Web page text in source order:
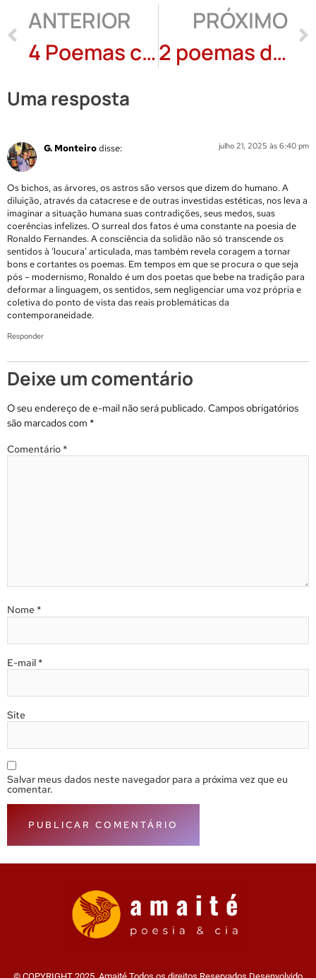
ANTERIOR
4 Poemas compilados dos onze livros, ao longo de 25 anos, de Sammis Reachers – Parte 2
PRÓXIMO
2 poemas de Wanda Monteiro
Uma resposta
G. Monteirodisse: julho 21, 2025 às 6:40 pm
Os bichos, as árvores, os astros são versos que dizem do humano. A
diluição, através da catacrese e de outras investidas estéticas, nos leva a
imaginar a situação humana suas contradições, seus medos, suas
coerências infelizes. O surreal dos fatos é uma constante na poesia de
Ronaldo Fernandes. A consciência da solidão não só transcende os
sentidos à ‘loucura’ articulada, mas também revela coragem a tornar
bons e cortantes os poemas. Em tempos em que se procura o que seja
pós – modernismo, Ronaldo é um dos poetas que bebe na tradição para
deformar a linguagem, os sentidos, sem negligenciar uma voz própria e
coletiva do ponto de vista das reais problemáticas da
contemporaneidade.
Responder
Deixe um comentário
O seu endereço de e-mail não será publicado. Campos obrigatórios
são marcados com *
Comentário *
Nome *
E-mail *
Site
Salvar meus dados neste navegador para a próxima vez que eu
comentar.